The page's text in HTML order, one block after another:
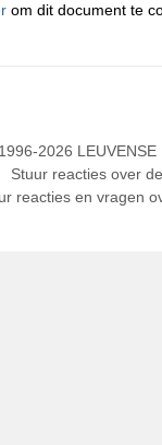
om dit document te
2026
Stuur reacties over
reacties en vragen